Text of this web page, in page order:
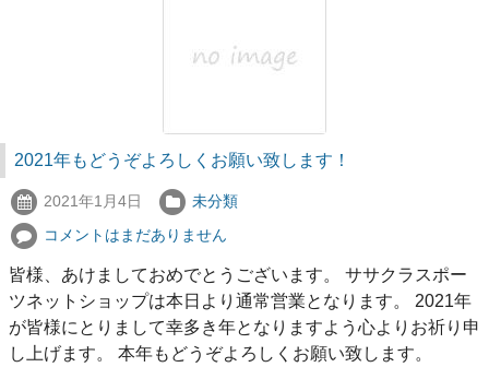
2021年もどうぞよろしくお願い致します！
2021年1月4日
未分類
コメントはまだありません
皆様、あけましておめでとうございます。 ササクラスポー
ツネットショップは本日より通常営業となります。 2021年
が皆様にとりまして幸多き年となりますよう心よりお祈り申
し上げます。 本年もどうぞよろしくお願い致します。